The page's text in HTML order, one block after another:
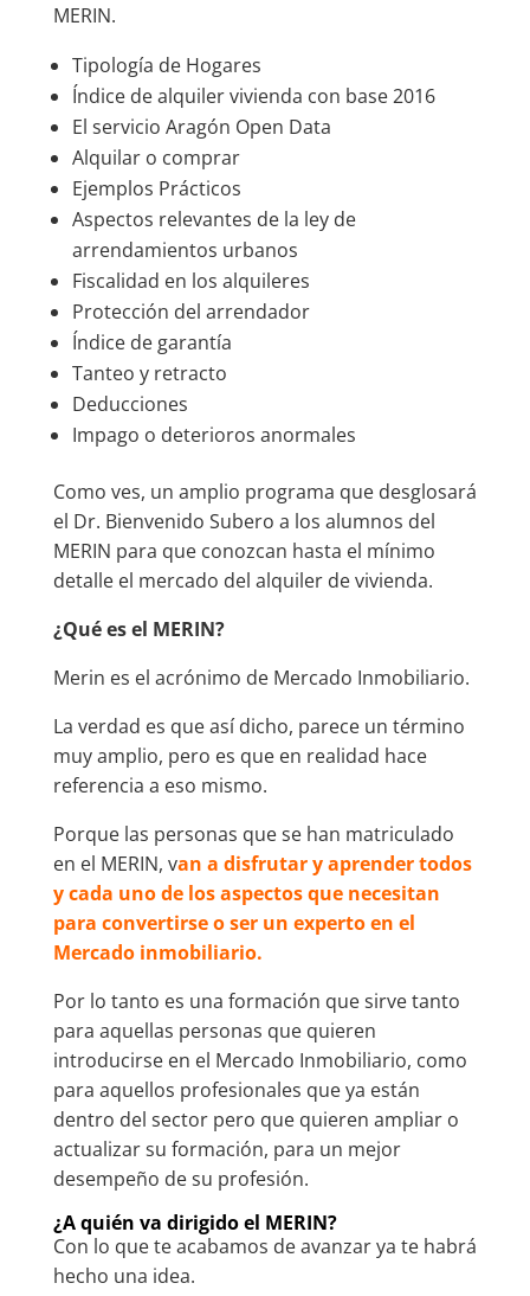
MERIN.
Tipología de Hogares
Índice de alquiler vivienda con base 2016
El servicio Aragón Open Data
Alquilar o comprar
Ejemplos Prácticos
Aspectos relevantes de la ley de
arrendamientos urbanos
Fiscalidad en los alquileres
Protección del arrendador
Índice de garantía
Tanteo y retracto
Deducciones
Impago o deterioros anormales
Como ves, un amplio programa que desglosará
el Dr. Bienvenido Subero a los alumnos del
MERIN para que conozcan hasta el mínimo
detalle el mercado del alquiler de vivienda.
¿Qué es el MERIN?
Merin es el acrónimo de Mercado Inmobiliario.
La verdad es que así dicho, parece un término
muy amplio, pero es que en realidad hace
referencia a eso mismo.
Porque las personas que se han matriculado
en el MERIN, van a disfrutar y aprender todos
y cada uno de los aspectos que necesitan
para convertirse o ser un experto en el
Mercado inmobiliario.
Por lo tanto es una formación que sirve tanto
para aquellas personas que quieren
introducirse en el Mercado Inmobiliario, como
para aquellos profesionales que ya están
dentro del sector pero que quieren ampliar o
actualizar su formación, para un mejor
desempeño de su profesión.
¿A quién va dirigido el MERIN?
Con lo que te acabamos de avanzar ya te habrá
hecho una idea.